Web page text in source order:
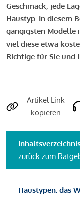
Geschmack, jede
Haustyp. In diesem
gängigsten Modelle
viel diese etwa
Richtige für Sie und
Artikel Link
kopieren
zurück zum
Haustypen: das